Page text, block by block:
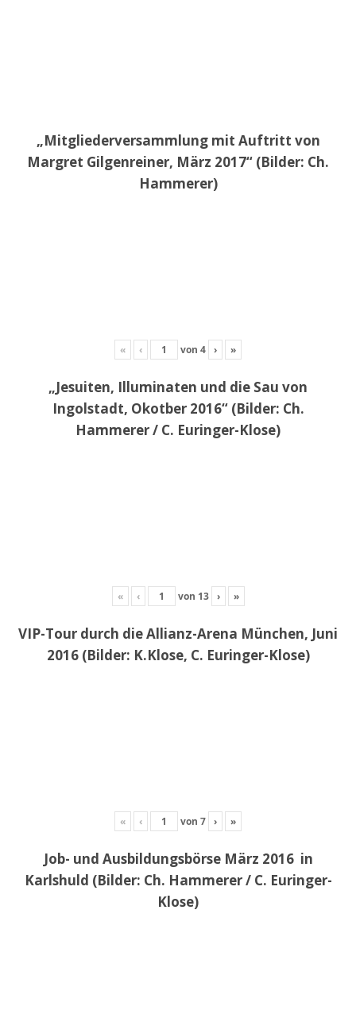
„Mitgliederversammlung mit Auftritt von
Margret Gilgenreiner, März 2017“ (Bilder: Ch.
Hammerer)
« ‹ von 4 › »
„Jesuiten, Illuminaten und die Sau von
Ingolstadt, Okotber 2016“ (Bilder: Ch.
Hammerer / C. Euringer-Klose)
« ‹ von 13 › »
VIP-Tour durch die Allianz-Arena München, Juni
2016 (Bilder: K.Klose, C. Euringer-Klose)
« ‹ von 7 › »
Job- und Ausbildungsbörse März 2016 in
Karlshuld (Bilder: Ch. Hammerer / C. Euringer-
Klose)